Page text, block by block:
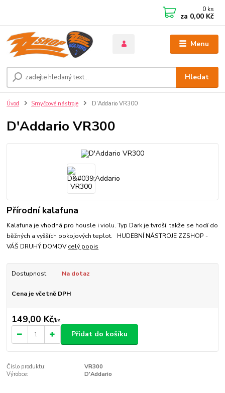
Menu
Hledat
0 ks
za 0,00 Kč
Úvod Smyčcové nástroje D'Addario VR300
D'Addario VR300
Přírodní kalafuna
Kalafuna je vhodná pro housle i violu. Typ Dark je tvrdší, takže se hodí do
běžných a vyšších pokojových teplot. HUDEBNÍ NÁSTROJE ZZSHOP -
VÁŠ DRUHÝ DOMOVcelý popis
Dostupnost Na dotaz
Cena je včetně DPH
149,00 Kč/ks
Přidat do košíku
Číslo produktu:
VR300
Výrobce:
D'Addario